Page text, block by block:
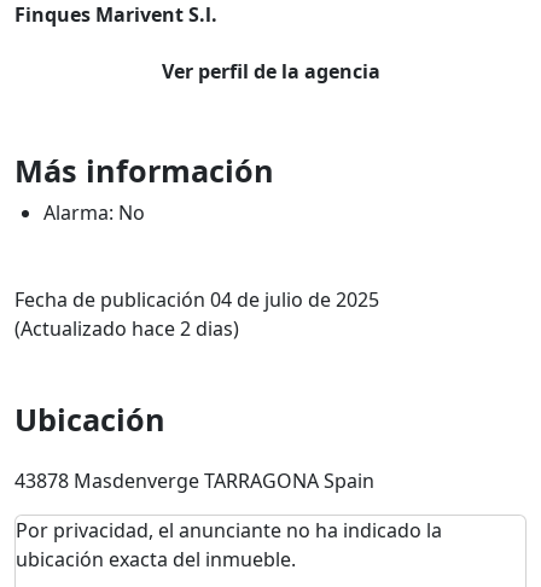
Finques Marivent S.l.
Ver perfil de la agencia
Más información
Alarma: No
Fecha de publicación 04 de julio de 2025
(Actualizado hace 2 dias)
Ubicación
43878 Masdenverge TARRAGONA Spain
Por privacidad, el anunciante no ha indicado la
ubicación exacta del inmueble.